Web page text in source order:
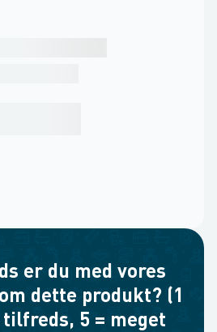
er du med vores
dette produkt? (1
5 = meget